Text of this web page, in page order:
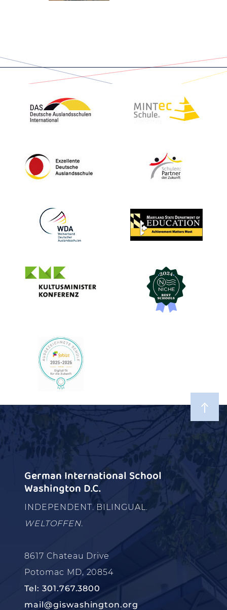
German International School
Washington D.C.
INDEPENDENT. BILINGUAL.
WELTOFFEN.
8617 Chateau Drive
Potomac MD, 20854
Tel: 301.767.3800
mail@giswashington.org